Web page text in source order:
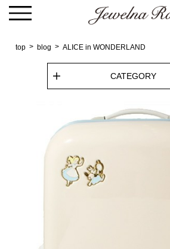
top blog ALICE in WONDERLAND
CATEGORY